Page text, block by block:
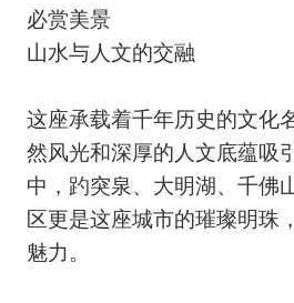
必赏美景
山水与人文的交融
这座承载着千年历史的文化
然风光和深厚的人文底蕴吸
中，趵突泉、大明湖、千佛
区更是这座城市的璀璨明珠
魅力。